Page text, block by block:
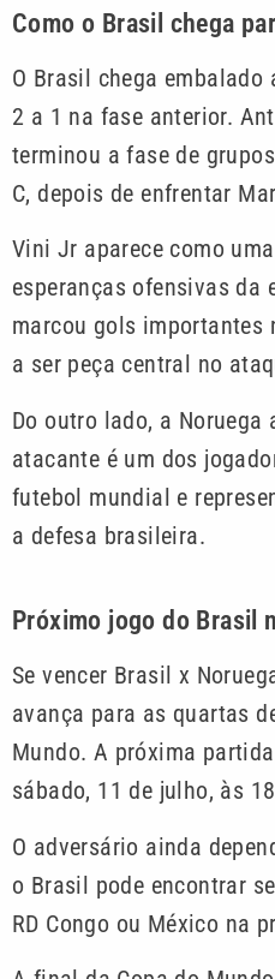
Como o Brasil chega
O Brasil chega embalado
2 a 1 na fase anterior.
terminou a fase de
C, depois de enfrentar
Vini Jr aparece como
esperanças ofensivas da
marcou gols importantes
a ser peça central no
Do outro lado, a Noruega
atacante é um dos
futebol mundial e
a defesa brasileira.
Próximo jogo do Brasil
Se vencer Brasil x
avança para as quartas
Mundo. A próxima
sábado, 11 de julho, às
O adversário ainda
o Brasil pode encontrar
RD Congo ou México na